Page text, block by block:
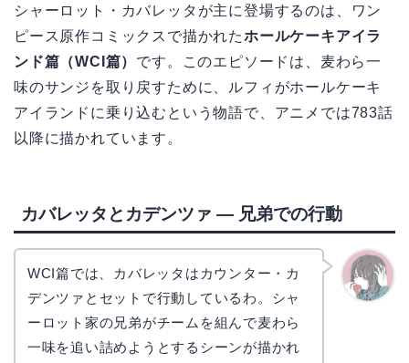
シャーロット・カバレッタが主に登場するのは、ワン
ピース原作コミックスで描かれたホールケーキアイラ
ンド篇（WCI篇） です。このエピソードは、麦わら一
味のサンジを取り戻すために、ルフィがホールケーキ
アイランドに乗り込むという物語で、アニメでは783話
以降に描かれています。
カバレッタとカデンツァ — 兄弟での行動
WCI篇では、カバレッタはカウンター・カ
デンツァとセットで行動しているわ。シャ
ーロット家の兄弟がチームを組んで麦わら
一味を追い詰めようとするシーンが描かれ